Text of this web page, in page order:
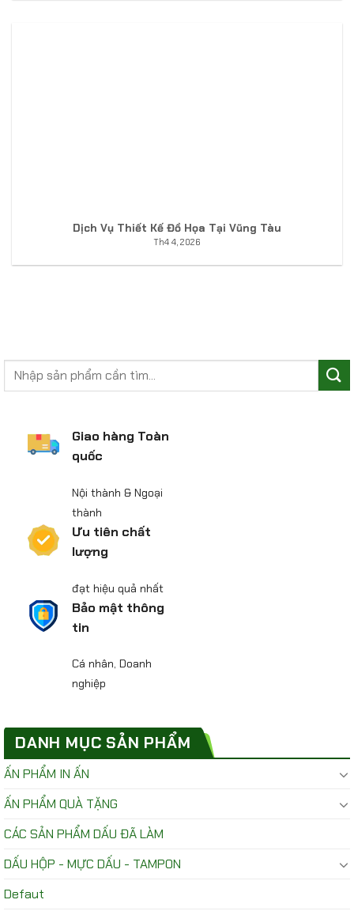
Dịch Vụ Thiết Kế Đồ Họa Tại Vũng Tàu
Th4 4, 2026
Giao hàng Toàn
quốc
Nội thành & Ngoại
thành
Ưu tiên chất
lượng
đạt hiệu quả nhất
Bảo mật thông
tin
Cá nhân, Doanh
nghiệp
DANH MỤC SẢN PHẨM
ẤN PHẨM IN ẤN
ẤN PHẨM QUÀ TẶNG
CÁC SẢN PHẨM DẤU ĐÃ LÀM
DẤU HỘP - MỰC DẤU - TAMPON
Defaut